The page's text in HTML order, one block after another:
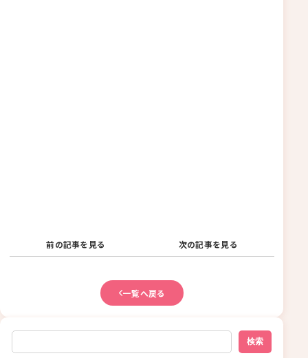
前の記事を見る 次の記事を見る
一覧へ戻る
検索
検索